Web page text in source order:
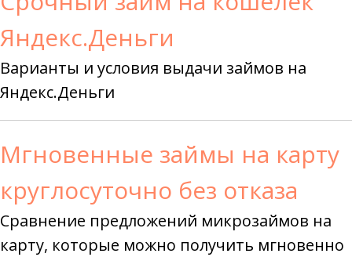
Яндекс.Деньги
Варианты и условия выдачи займов на
Яндекс.Деньги
Мгновенные займы на карту
круглосуточно без отказа
Сравнение предложений микрозаймов на
карту, которые можно получить мгновенно